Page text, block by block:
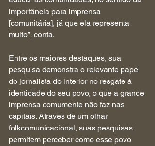
importância para imprensa
[comunitária], já que ela representa
muito”, conta.
Entre os maiores destaques, sua
pesquisa demonstra o relevante papel
do jornalista do interior no resgate à
identidade do seu povo, o que a grande
imprensa comumente não faz nas
capitais. Através de um olhar
folkcomunicacional, suas pesquisas
permitem perceber como esse povo